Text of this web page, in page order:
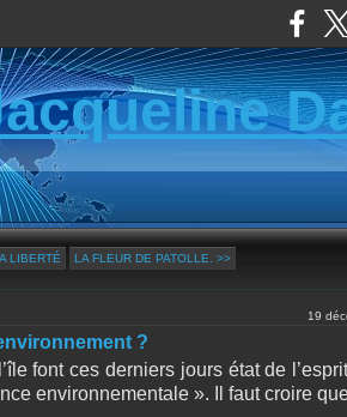
LIBERTÉ LA FLEUR DE PATOLLE. >>
19
?
font ces derniers jours état de
environnementale ». Il faut croire